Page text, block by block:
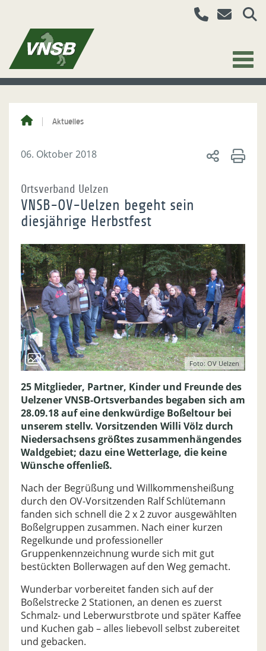
Aktuelles
06. Oktober 2018
Ortsverband Uelzen
VNSB-OV-Uelzen begeht sein
diesjährige Herbstfest
Foto: OV Uelzen
25 Mitglieder, Partner, Kinder und Freunde des
Uelzener VNSB-Ortsverbandes begaben sich am
28.09.18 auf eine denkwürdige Boßeltour bei
unserem stellv. Vorsitzenden Willi Völz durch
Niedersachsens größtes zusammenhängendes
Waldgebiet; dazu eine Wetterlage, die keine
Wünsche offenließ.
Nach der Begrüßung und Willkommensheißung
durch den OV-Vorsitzenden Ralf Schlütemann
fanden sich schnell die 2 x 2 zuvor ausgewählten
Boßelgruppen zusammen. Nach einer kurzen
Regelkunde und professioneller
Gruppenkennzeichnung wurde sich mit gut
bestückten Bollerwagen auf den Weg gemacht.
Wunderbar vorbereitet fanden sich auf der
Boßelstrecke 2 Stationen, an denen es zuerst
Schmalz- und Leberwurstbrote und später Kaffee
und Kuchen gab – alles liebevoll selbst zubereitet
und gebacken.